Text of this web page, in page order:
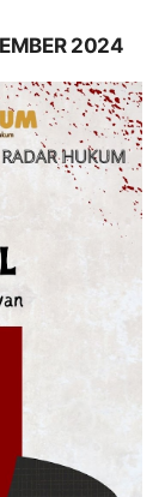
2024